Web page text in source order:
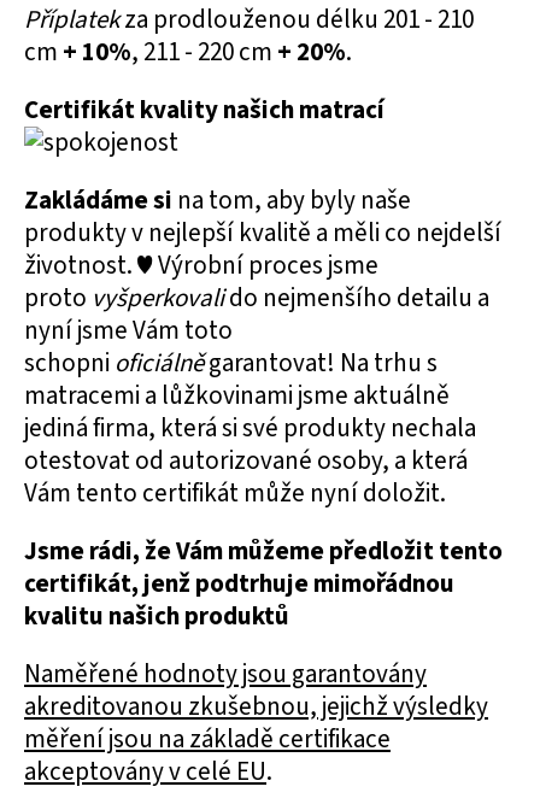
Příplatekza prodlouženou délku 201 - 210
cm + 10%, 211 - 220 cm + 20%.
Certifikát kvality našich matrací
Zakládáme si na tom, aby byly naše
produkty v nejlepší kvalitě a měli co nejdelší
životnost. ♥ Výrobní proces jsme
proto vyšperkovalido nejmenšího detailu a
nyní jsme Vám toto
schopni oficiálněgarantovat! Na trhu s
matracemi a lůžkovinami jsme aktuálně
jediná firma, která si své produkty nechala
otestovat od autorizované osoby, a která
Vám tento certifikát může nyní doložit.
Jsme rádi, že Vám můžeme předložit tento
certifikát, jenž podtrhuje mimořádnou
kvalitu našich produktů
Naměřené hodnoty jsou garantovány
akreditovanou zkušebnou, jejichž výsledky
měření jsou na základě certifikace
akceptovány v celé EU.